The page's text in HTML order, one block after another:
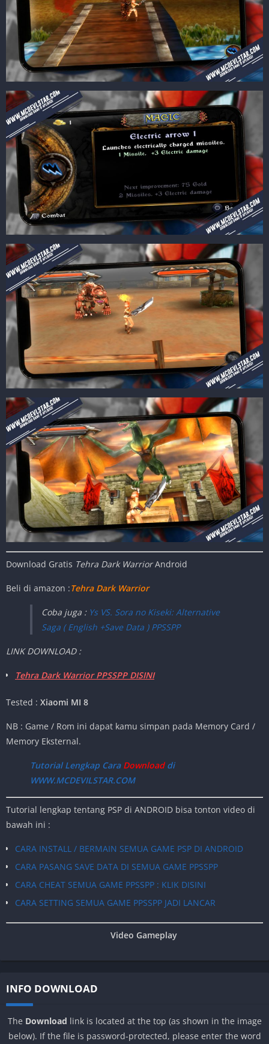
Download Gratis Tehra Dark WarriorAndroid
Beli di amazon :Tehra Dark Warrior
Coba juga : Ys VS. Sora no Kiseki: Alternative
Saga ( English +Save Data ) PPSSPP
LINK DOWNLOAD :
Tehra Dark Warrior PPSSPP DISINI
Tested : Xiaomi MI 8
NB : Game / Rom ini dapat kamu simpan pada Memory Card /
Memory Eksternal.
Tutorial Lengkap CaraDownloaddi
WWW.MCDEVILSTAR.COM
Tutorial lengkap tentang PSP di ANDROID bisa tonton video di
bawah ini :
CARA INSTALL / BERMAIN SEMUA GAME PSP DI ANDROID
CARA PASANG SAVE DATA DI SEMUA GAME PPSSPP
CARA CHEAT SEMUA GAME PPSSPP : KLIK DISINI
CARA SETTING SEMUA GAME PPSSPP JADI LANCAR
Video Gameplay
INFO DOWNLOAD
The Download link is located at the top (as shown in the image
below). If the file is password-protected, please enter the word